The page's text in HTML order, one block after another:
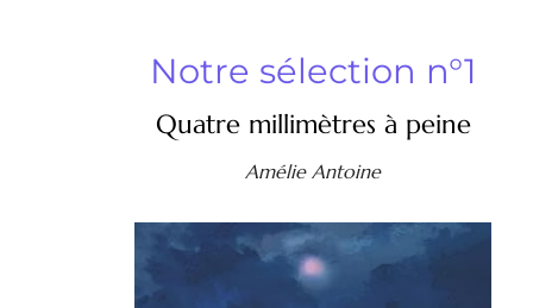
Notre sélection n°1
Quatre millimètres à peine
Amélie Antoine